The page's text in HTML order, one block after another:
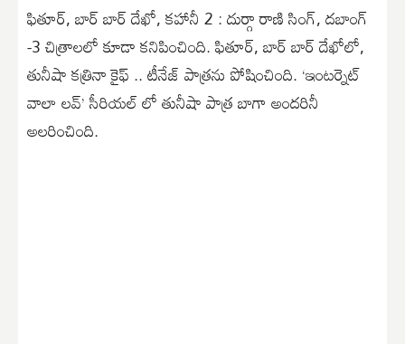
ఫితూర్, బార్ బార్ దేఖో, కహానీ 2 : దుర్గా రాణి సింగ్, దబాంగ్
-3 చిత్రాలలో కూడా కనిపించింది. ఫితూర్, బార్ బార్ దేఖోలో,
తునీషా కత్రినా కైఫ్ .. టీనేజ్ పాత్రను పోషించింది. ‘ఇంటర్నెట్
వాలా లవ్’ సీరియల్ లో తునీషా పాత్ర బాగా అందరినీ
అలరించింది.